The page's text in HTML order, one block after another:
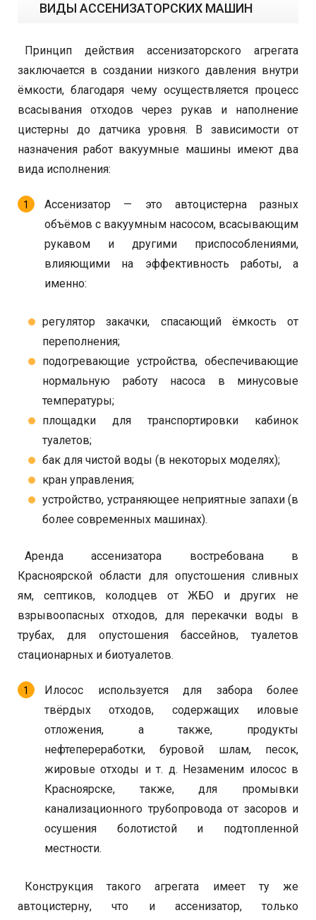
ВИДЫ АССЕНИЗАТОРСКИХ МАШИН
Принцип действия ассенизаторского агрегата
заключается в создании низкого давления внутри
ёмкости, благодаря чему осуществляется процесс
всасывания отходов через рукав и наполнение
цистерны до датчика уровня. В зависимости от
назначения работ вакуумные машины имеют два
вида исполнения:
Ассенизатор — это автоцистерна разных
объёмов с вакуумным насосом, всасывающим
рукавом и другими приспособлениями,
влияющими на эффективность работы, а
именно:
регулятор закачки, спасающий ёмкость от
переполнения;
подогревающие устройства, обеспечивающие
нормальную работу насоса в минусовые
температуры;
площадки для транспортировки кабинок
туалетов;
бак для чистой воды (в некоторых моделях);
кран управления;
устройство, устраняющее неприятные запахи (в
более современных машинах).
Аренда ассенизатора востребована в
Красноярской области для опустошения сливных
ям, септиков, колодцев от ЖБО и других не
взрывоопасных отходов, для перекачки воды в
трубах, для опустошения бассейнов, туалетов
стационарных и биотуалетов.
Илосос используется для забора более
твёрдых отходов, содержащих иловые
отложения, а также, продукты
нефтепереработки, буровой шлам, песок,
жировые отходы и т. д. Незаменим илосос в
Красноярске, также, для промывки
канализационного трубопровода от засоров и
осушения болотистой и подтопленной
местности.
Конструкция такого агрегата имеет ту же
автоцистерну, что и ассенизатор, только